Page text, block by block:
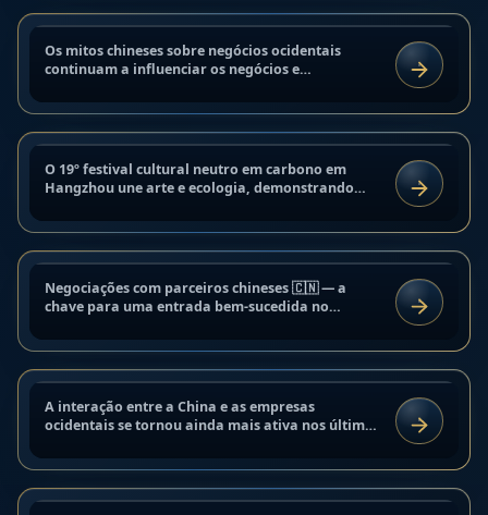
MERCADOS INDUSTRIAIS
Os mitos chineses sobre negócios ocidentais
continuam a influenciar os negócios e
chinesas baseiam-se em estereótipos...
LER
MERCADOS INDUSTRIAIS
Festival cultural neutro em carbono
na China | Ecologia e arte
O 19º festival cultural neutro em carbono em
Hangzhou une arte e ecologia, demonstrando
Os organizadores...
LER
CULTURA
Negociações com parceiros
chineses: dicas e recomendações
Negociações com parceiros chineses 🇨🇳 — a
chave para uma entrada bem-sucedida no
relacionamentos comerciais de longo...
LER
ANÁLISE E TENDÊNCIAS
Mitos chineses sobre negócios
ocidentais e como desmistificá-los
em 2025
A interação entre a China e as empresas
ocidentais se tornou ainda mais ativa nos últimos
estereótipos que...
LER
China e Índia contra a guerra
tarifária dos EUA: visão geral de
2025